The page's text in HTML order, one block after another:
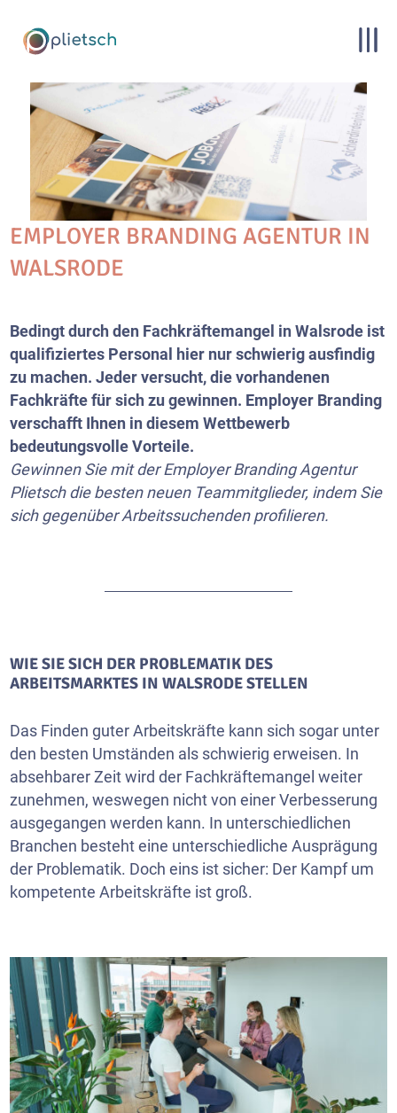
EMPLOYER BRANDING AGENTUR IN
WALSRODE
Bedingt durch den Fachkräftemangel in Walsrode ist
qualifiziertes Personal hier nur schwierig ausfindig
zu machen. Jeder versucht, die vorhandenen
Fachkräfte für sich zu gewinnen. Employer Branding
verschafft Ihnen in diesem Wettbewerb
bedeutungsvolle Vorteile.
Gewinnen Sie mit der Employer Branding Agentur
Plietsch die besten neuen Teammitglieder, indem Sie
sich gegenüber Arbeitssuchenden profilieren.
WIE SIE SICH DER PROBLEMATIK DES
ARBEITSMARKTES IN WALSRODE STELLEN
Das Finden guter Arbeitskräfte kann sich sogar unter
den besten Umständen als schwierig erweisen. In
absehbarer Zeit wird der Fachkräftemangel weiter
zunehmen, weswegen nicht von einer Verbesserung
ausgegangen werden kann. In unterschiedlichen
Branchen besteht eine unterschiedliche Ausprägung
der Problematik. Doch eins ist sicher: Der Kampf um
kompetente Arbeitskräfte ist groß.